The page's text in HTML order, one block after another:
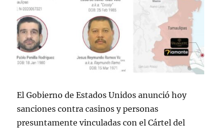
El Gobierno de Estados Unidos anunció hoy
sanciones contra casinos y personas
presuntamente vinculadas con el Cártel del